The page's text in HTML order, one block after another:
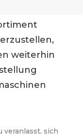
weiterhin
veranlasst, sich